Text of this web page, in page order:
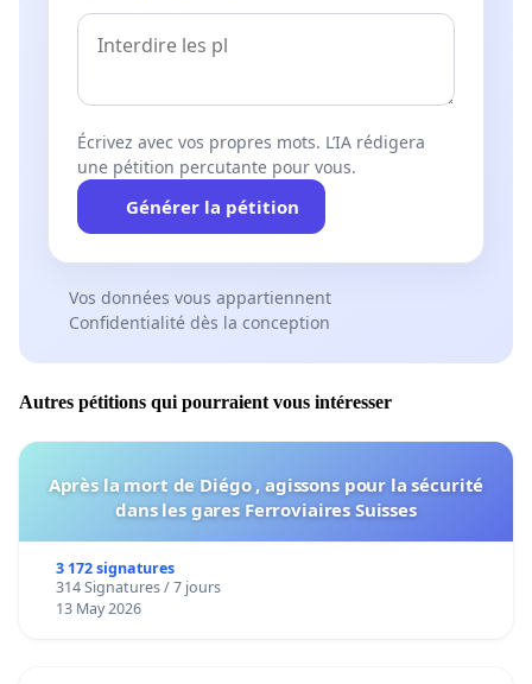
Écrivez avec vos propres mots. L’IA rédigera
une pétition percutante pour vous.
Générer la pétition
Vos données vous appartiennent
Confidentialité dès la conception
Autres pétitions qui pourraient vous intéresser
Après la mort de Diégo , agissons pour la sécurité
dans les gares Ferroviaires Suisses
3 172 signatures
314 Signatures / 7 jours
13 May 2026